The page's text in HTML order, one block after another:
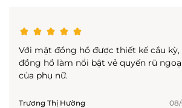
Với mặt đồng hồ được thiết kế cầu kỳ,
đồng hồ làm nổi bật vẻ quyến rũ
của phụ nữ.
Trương Thị Hường 08/